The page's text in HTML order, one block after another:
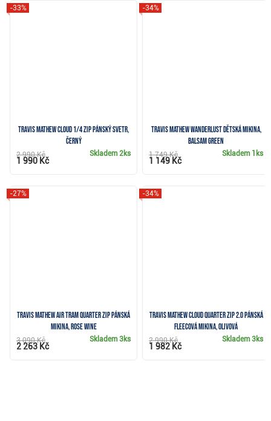
Travis Mathew Cloud 1/4 zip pánský svetr,
černý
-33%
Skladem 2ks
2 990 Kč
1 990 Kč
Travis Mathew Wanderlust dětská mikina,
balsam green
-34%
Skladem 1ks
1 749 Kč
1 149 Kč
Travis Mathew AIR TRAM QUARTER ZIP pánská
mikina, rose wine
-27%
Skladem3ks
3 090 Kč
2 263 Kč
Travis Mathew Cloud Quarter Zip 2.0 pánská
fleecová mikina, olivová
-34%
Skladem3ks
2 990 Kč
1 982 Kč